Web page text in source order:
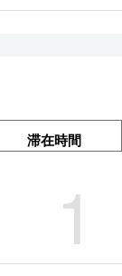
滞在時間
1